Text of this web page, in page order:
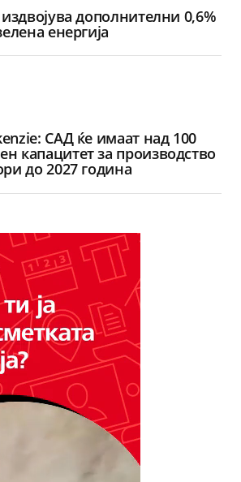
дополнителни 0,6%
енергија
САД ќе имаат над 100
капацитет за производство
до 2027 година